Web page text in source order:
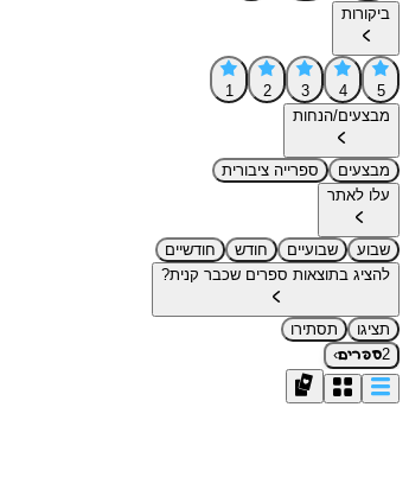
ביקורות
5
4
3
2
1
מבצעים/הנחות
מבצעים
ספרייה ציבורית
עלו לאתר
שבוע שבועיים חודש
חודשיים
להציג בתוצאות ספרים שכבר קנית?
תציגו
תסתירו
2ספרים›